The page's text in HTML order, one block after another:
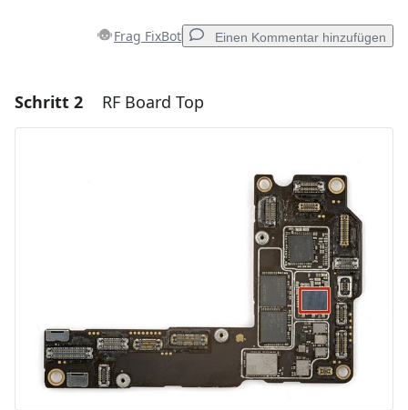
Frag FixBot Einen Kommentar hinzufügen
Einen Kommentar hinzufügen
Abbrechen Kommentieren
Schritt 2 RF Board Top